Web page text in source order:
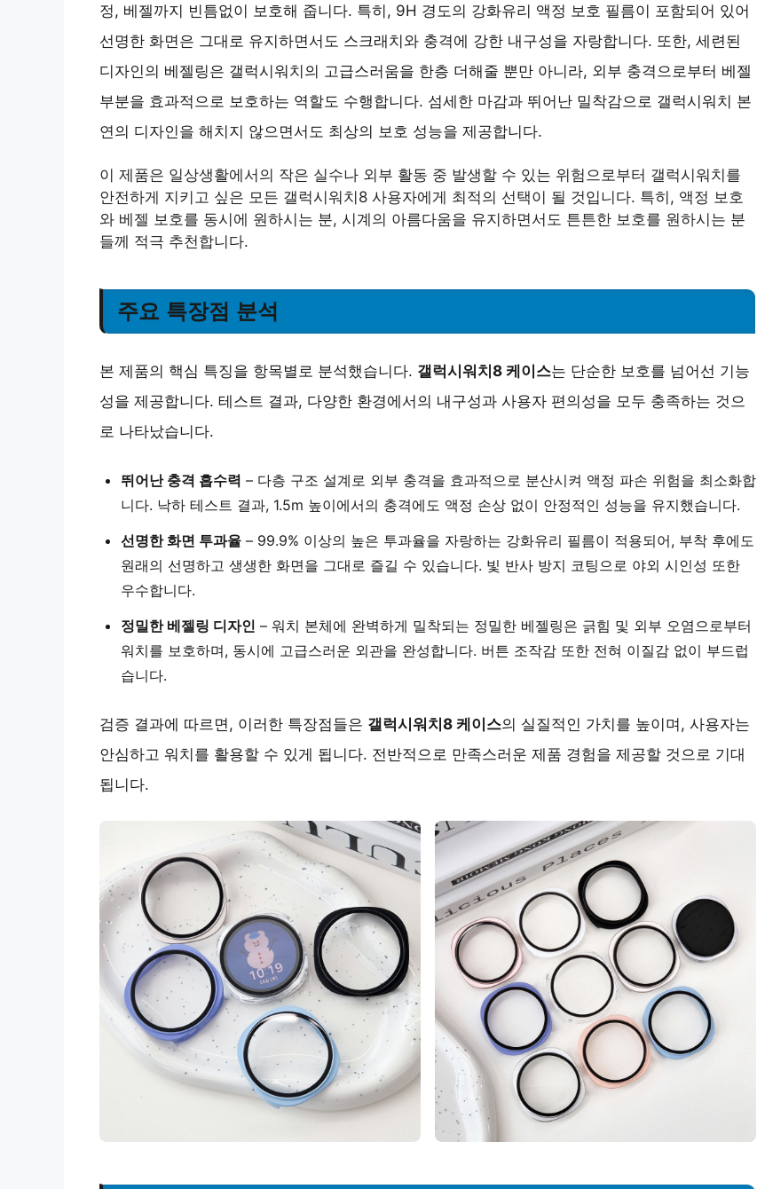
정, 베젤까지 빈틈없이 보호해 줍니다. 특히, 9H 경도의 강화유리 액정 보호 필름이 포함되어 있어
선명한 화면은 그대로 유지하면서도 스크래치와 충격에 강한 내구성을 자랑합니다. 또한, 세련된
디자인의 베젤링은 갤럭시워치의 고급스러움을 한층 더해줄 뿐만 아니라, 외부 충격으로부터 베젤
부분을 효과적으로 보호하는 역할도 수행합니다. 섬세한 마감과 뛰어난 밀착감으로 갤럭시워치 본
연의 디자인을 해치지 않으면서도 최상의 보호 성능을 제공합니다.
이 제품은 일상생활에서의 작은 실수나 외부 활동 중 발생할 수 있는 위험으로부터 갤럭시워치를
안전하게 지키고 싶은 모든 갤럭시워치8 사용자에게 최적의 선택이 될 것입니다. 특히, 액정 보호
와 베젤 보호를 동시에 원하시는 분, 시계의 아름다움을 유지하면서도 튼튼한 보호를 원하시는 분
들께 적극 추천합니다.
주요 특장점 분석
본 제품의 핵심 특징을 항목별로 분석했습니다. 갤럭시워치8 케이스는 단순한 보호를 넘어선 기능
성을 제공합니다. 테스트 결과, 다양한 환경에서의 내구성과 사용자 편의성을 모두 충족하는 것으
로 나타났습니다.
뛰어난 충격 흡수력 – 다층 구조 설계로 외부 충격을 효과적으로 분산시켜 액정 파손 위험을 최소화합
니다. 낙하 테스트 결과, 1.5m 높이에서의 충격에도 액정 손상 없이 안정적인 성능을 유지했습니다.
선명한 화면 투과율 – 99.9% 이상의 높은 투과율을 자랑하는 강화유리 필름이 적용되어, 부착 후에도
원래의 선명하고 생생한 화면을 그대로 즐길 수 있습니다. 빛 반사 방지 코팅으로 야외 시인성 또한
우수합니다.
정밀한 베젤링 디자인 – 워치 본체에 완벽하게 밀착되는 정밀한 베젤링은 긁힘 및 외부 오염으로부터
워치를 보호하며, 동시에 고급스러운 외관을 완성합니다. 버튼 조작감 또한 전혀 이질감 없이 부드럽
습니다.
검증 결과에 따르면, 이러한 특장점들은 갤럭시워치8 케이스의 실질적인 가치를 높이며, 사용자는
안심하고 워치를 활용할 수 있게 됩니다. 전반적으로 만족스러운 제품 경험을 제공할 것으로 기대
됩니다.